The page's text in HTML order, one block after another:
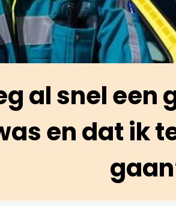
al snel een
en dat ik